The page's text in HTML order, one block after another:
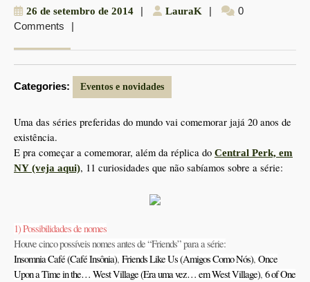
26 de setembro de 201426| LauraK LauraK
|
0
Comments
|
Categories: Eventos e novidades
Uma das séries preferidas do mundo vai comemorar jajá 20 anos de
existência.
E pra começar a comemorar, além da réplica do Central Perk, em
NY (veja aqui), 11 curiosidades que não sabíamos sobre a série:
1) Possibilidades de nomes
Houve cinco possíveis nomes antes de “Friends” para a série:
Insomnia Café (Café Insônia), Friends Like Us (Amigos Como Nós), Once
Upon a Time in the… West Village (Era uma vez… em West Village), 6 of One